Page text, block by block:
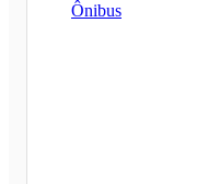
Ônibus